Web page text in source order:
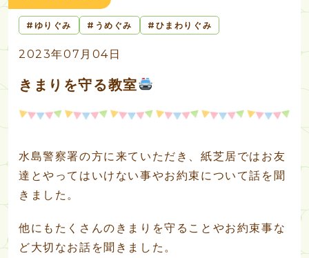
ゆりぐみ うめぐみ ひまわりぐみ
2023年07月04日
きまりを守る教室
水島警察署の方に来ていただき、紙芝居ではお友
達とやってはいけない事やお約束について話を聞
きました。
他にもたくさんのきまりを守ることやお約束事な
ど大切なお話を聞きました。